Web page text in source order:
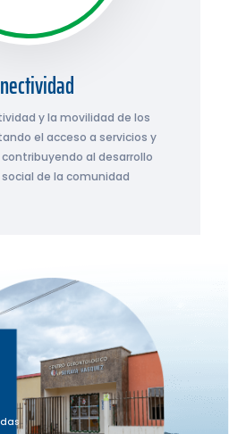
y la movilidad de los
el acceso a servicios y
al desarrollo
de la comunidad